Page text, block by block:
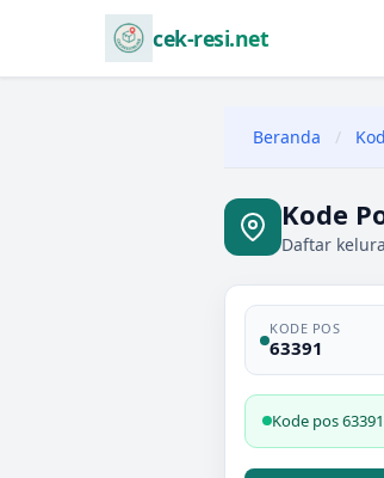
cek-resi.net
Beranda /
Kode
Daftar
KODE POS
63391
Kode pos